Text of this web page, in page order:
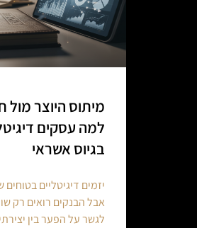
מיתוס היוצר מול
למה עסקים
בגיוס אשראי
יזמים דיגיטליים
אבל הבנקים רואים רק
לגשר על הפער בין